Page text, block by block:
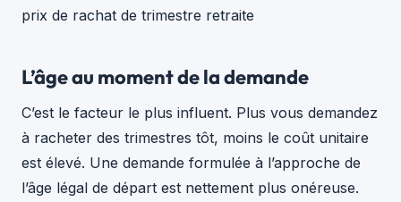
prix de rachat de trimestre retraite
L’âge au moment de la demande
C’est le facteur le plus influent. Plus vous demandez
à racheter des trimestres tôt, moins le coût unitaire
est élevé. Une demande formulée à l’approche de
l’âge légal de départ est nettement plus onéreuse.